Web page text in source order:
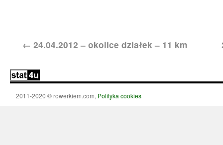
← 24.04.2012 – okolice działek – 11 km
2011-2020 © rowerkiem.com, Polityka cookies